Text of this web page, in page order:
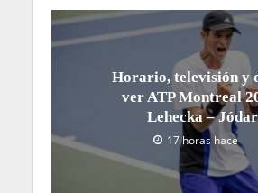
Horario, televisión y
ver ATP Montreal
Lehecka – Jódar
17 horas hace